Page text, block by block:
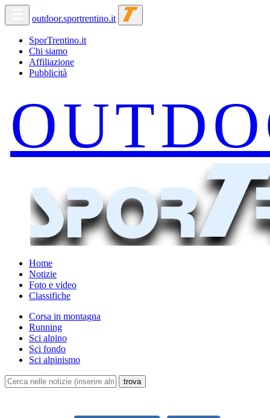
outdoor.sportrentino.it
SporTrentino.it
Chi siamo
Affiliazione
Pubblicità
Home
Notizie
Foto e video
Classifiche
Corsa in montagna
Running
Sci alpino
Sci fondo
Sci alpinismo